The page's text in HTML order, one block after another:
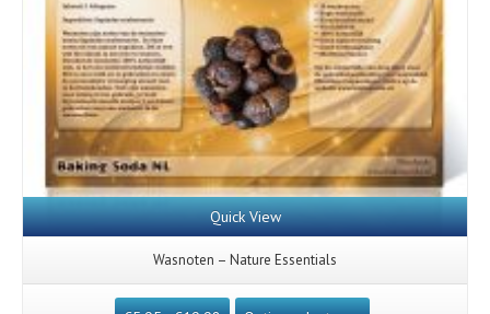
Quick View
Wasnoten – Nature Essentials